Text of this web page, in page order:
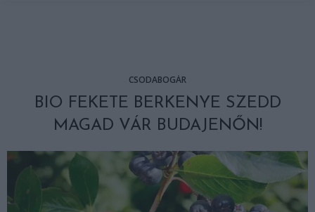
CSODABOGÁR
BIO FEKETE BERKENYE SZEDD
MAGAD VÁR BUDAJENŐN!